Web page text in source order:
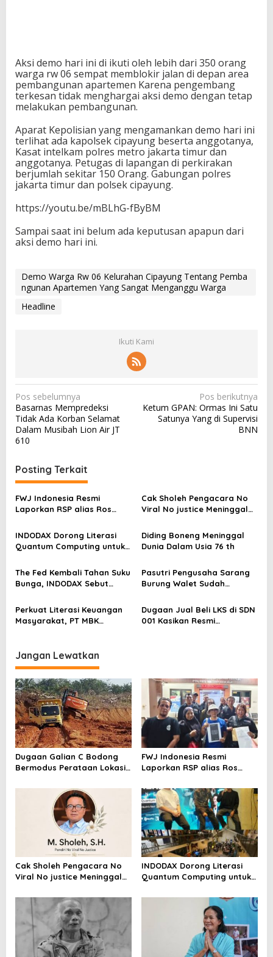
Aksi demo hari ini di ikuti oleh lebih dari 350 orang
warga rw 06 sempat memblokir jalan di depan area
pembangunan apartemen Karena pengembang
terkesan tidak menghargai aksi demo dengan tetap
melakukan pembangunan.
Aparat Kepolisian yang mengamankan demo hari ini
terlihat ada kapolsek cipayung beserta anggotanya,
Kasat intelkam polres metro jakarta timur dan
anggotanya. Petugas di lapangan di perkirakan
berjumlah sekitar 150 Orang. Gabungan polres
jakarta timur dan polsek cipayung.
https://youtu.be/mBLhG-fByBM
Sampai saat ini belum ada keputusan apapun dari
aksi demo hari ini.
Demo Warga Rw 06 Kelurahan Cipayung Tentang Pemba
ngunan Apartemen Yang Sangat Menganggu Warga
Headline
Ikuti Kami
N
a
v
i
g
a
s
i
p
o
s
Pos sebelumnya
Basarnas Mempredeksi
Tidak Ada Korban Selamat
Dalam Musibah Lion Air JT
610
Pos berikutnya
Ketum GPAN: Ormas Ini Satu
Satunya Yang di Supervisi
BNN
Posting Terkait
FWJ Indonesia Resmi
Laporkan RSP alias Ros
Cak Sholeh Pengacara No
Viral No justice Meninggal
INDODAX Dorong Literasi
Quantum Computing untuk
Blockchain
Diding Boneng Meninggal
Dunia Dalam Usia 76 th
The Fed Kembali Tahan Suku
Bunga, INDODAX Sebut
Sentimen Pasar
Pasutri Pengusaha Sarang
Burung Walet Sudah
Pelapor Desak Polda Jambi
Segera Lakukan Penahanan
Perkuat Literasi Keuangan
Masyarakat, PT MBK
Dugaan Jual Beli LKS di SDN
001 Kasikan Resmi
Jangan Lewatkan
Dugaan Galian C Bodong
Bermodus Perataan Lokasi
Riau Akan Tinjauan Lokasi
FWJ Indonesia Resmi
Laporkan RSP alias Ros
Cak Sholeh Pengacara No
Viral No justice Meninggal
INDODAX Dorong Literasi
Quantum Computing untuk
Blockchain